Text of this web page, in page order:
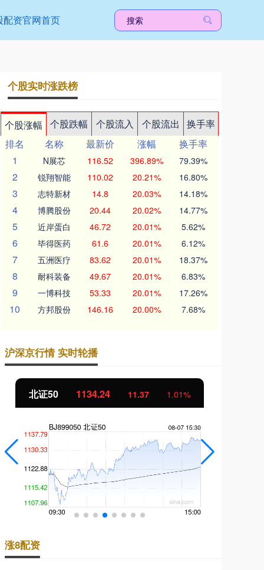
配资官网首页
个股实时涨跌榜
个股涨幅 个股跌幅 个股流入 个股流出
换手率
排名
名称 最新价 涨幅
换手率
1
N展芯 116.52 396.89% 79.39%
2 锐翔智能 110.02 20.21% 16.80%
3 志特新材 14.8 20.03% 14.18%
4 博腾股份 20.44 20.02% 14.77%
5 近岸蛋白 46.72 20.01% 5.62%
6 毕得医药 61.6 20.01% 6.12%
7 五洲医疗 83.62 20.01% 18.37%
8 耐科装备 49.67 20.01% 6.83%
9 一博科技 53.33 20.01% 17.26%
10 方邦股份 146.16 20.00% 7.68%
沪深京行情 实时轮播
北证50 1134.24 11.37 1.01%
涨8配资